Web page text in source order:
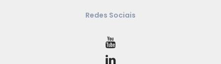
Redes Sociais